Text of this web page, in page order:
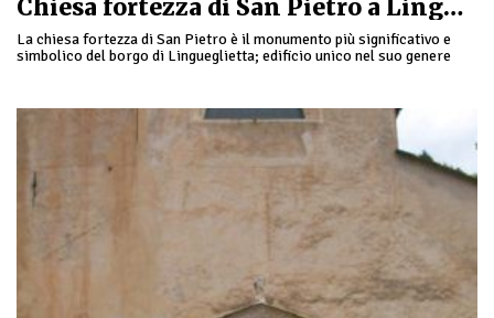
Chiesa fortezza di San Pietro a Lingueglietta
La chiesa fortezza di San Pietro è il monumento più significativo e
simbolico del borgo di Lingueglietta; edificio unico nel suo genere